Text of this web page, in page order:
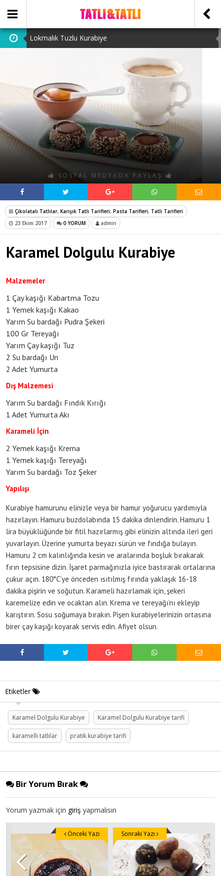
Lokmalık Tuzlu Kurabiye
Cevizli Bulut Kek
Ataşehir Escort Bayanlarını: atasehirescortlari.com ‘da
bulabilirsiniz.
SOSYAL MEDYADA PAYLAŞ
Çikolatalı Tatlılar, Karışık Tatlı Tarifleri, Pasta Tarifleri, Tatlı Tarifleri
23 Ekim 2017
0 YORUM admin
Karamel Dolgulu Kurabiye
Malzemeler
1 Çay kaşığı Kabartma Tozu
1 Yemek kaşığı Kakao
Yarım Su bardağı Pudra Şekeri
100 Gr Tereyağı
Yarım Çay kaşığı Tuz
2 Su bardağı Un
2 Adet Yumurta
Dış Malzemesi
Yarım Su bardağı Fındık Kırığı
1 Adet Yumurta Akı
Karameli İçin
2 Yemek kaşığı Krema
1 Yemek kaşığı Tereyağı
Yarım Su bardağı Toz Şeker
Yapılışı
Kurabiye hamurunu elinizle veya bir hamur yoğurucu yardımıyla
hazırlayın. Hamuru buzdolabında 15 dakika dinlendirin. Hamuru 1
lira büyüklüğünde bir fitil hazırlarmış gibi elinizin altında ileri geri
yuvarlayın. Üzerine yumurta beyazı sürün ve fındığa bulayın.
Hamuru 2 cm kalınlığında kesin ve aralarında boşluk bırakarak
fırın tepsisine dizin. İşaret parmağınızla iyice bastırarak ortalarına
çukur açın. 180°C’ye önceden ısıtılmış fırında yaklaşık 16-18
dakika pişirin ve soğutun. Karameli hazırlamak için, şekeri
karemelize edin ve ocaktan alın. Krema ve tereyağı’nı ekleyip
karıştırın. Sosu soğumaya bırakın. Pişen kurabiyelerinizin ortasına
birer çay kaşığı koyarak servis edin. Afiyet olsun.
Etiketler
Karamel Dolgulu Kurabiye Karamel Dolgulu Kurabiye tarifi
karamelli tatlılar pratik kurabiye tarifi
Bir Yorum Bırak
Yorum yazmak için giriş yapmalısın
Önceki Yazı Sonraki Yazı